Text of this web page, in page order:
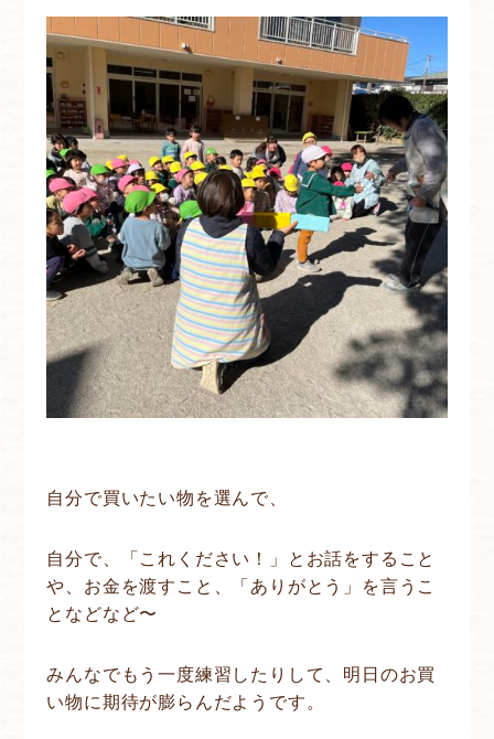
自分で買いたい物を選んで、
自分で、「これください！」とお話をすること
や、お金を渡すこと、「ありがとう」を言うこ
となどなど〜
みんなでもう一度練習したりして、明日のお買
い物に期待が膨らんだようです。